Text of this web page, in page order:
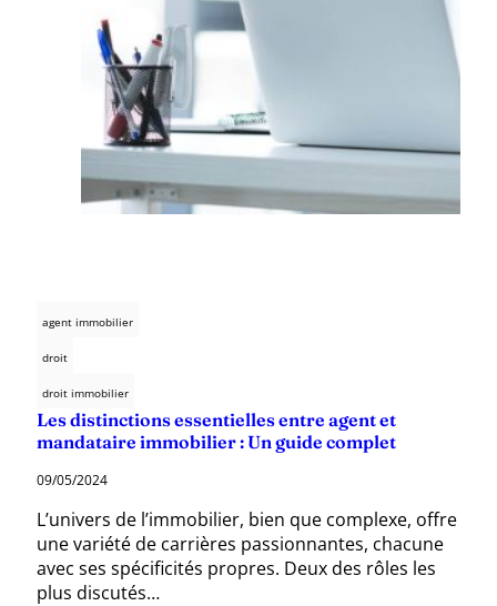
agent immobilier
droit
droit immobilier
Les distinctions essentielles entre agent et
mandataire immobilier : Un guide complet
09/05/2024
L’univers de l’immobilier, bien que complexe, offre
une variété de carrières passionnantes, chacune
avec ses spécificités propres. Deux des rôles les
plus discutés…